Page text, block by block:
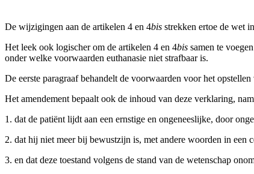
De wijzigingen aan de artikelen 4 en 4bis strekken ertoe de wet
Het leek ook logischer om de artikelen 4 en 4bis samen te
onder welke voorwaarden euthanasie niet strafbaar is.
De eerste paragraaf behandelt de voorwaarden voor het
Het amendement bepaalt ook de inhoud van deze verklaring,
1. dat de patiënt lijdt aan een ernstige en ongeneeslijke, door
2. dat hij niet meer bij bewustzijn is, met andere woorden in een
3. en dat deze toestand volgens de stand van de wetenschap